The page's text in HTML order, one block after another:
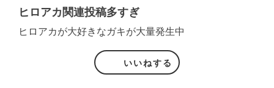
ヒロアカ関連投稿多すぎ
ヒロアカが大好きなガキが大量発生中
いいねする